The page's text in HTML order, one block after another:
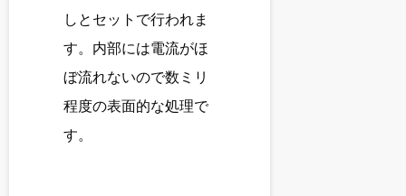
しとセットで行われま
す。内部には電流がほ
ぼ流れないので数ミリ
程度の表面的な処理で
す。